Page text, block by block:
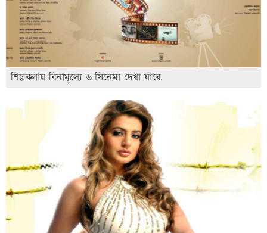
শিল্পকলায় বিনামূল্যে ৬ সিনেমা দেখা যাবে